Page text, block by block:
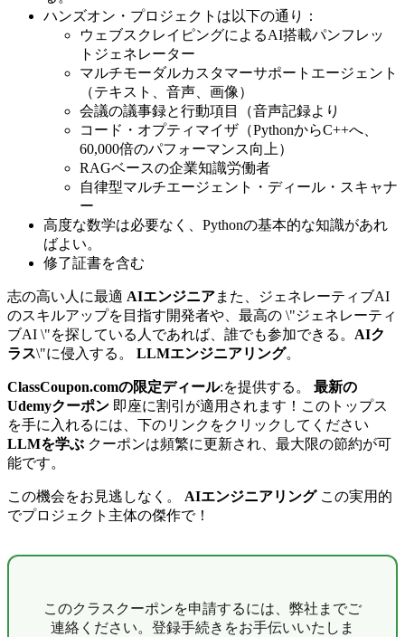
ハンズオン・プロジェクトは以下の通り：
ウェブスクレイピングによるAI搭載パンフレッ
トジェネレーター
マルチモーダルカスタマーサポートエージェント
（テキスト、音声、画像）
会議の議事録と行動項目（音声記録より
コード・オプティマイザ（PythonからC++へ、
60,000倍のパフォーマンス向上）
RAGベースの企業知識労働者
自律型マルチエージェント・ディール・スキャナ
ー
高度な数学は必要なく、Pythonの基本的な知識があれ
ばよい。
修了証書を含む
志の高い人に最適 AIエンジニアまた、ジェネレーティブAI
のスキルアップを目指す開発者や、最高の \"ジェネレーティ
ブAI \"を探している人であれば、誰でも参加できる。 AIク
ラス\"に侵入する。 LLMエンジニアリング。
ClassCoupon.comの限定ディール:を提供する。 最新の
Udemyクーポン 即座に割引が適用されます！このトップス
を手に入れるには、下のリンクをクリックしてください
LLMを学ぶ クーポンは頻繁に更新され、最大限の節約が可
能です。
この機会をお見逃しなく。 AIエンジニアリングこの実用的
でプロジェクト主体の傑作で！
このクラスクーポンを申請するには、弊社までご
連絡ください。登録手続きをお手伝いいたしま